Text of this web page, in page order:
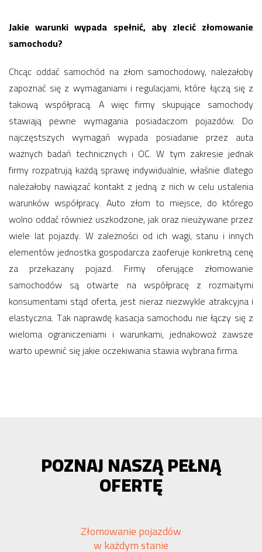
Jakie warunki wypada spełnić, aby zlecić złomowanie
samochodu?
Chcąc oddać samochód na złom samochodowy, należałoby
zapoznać się z wymaganiami i regulacjami, które łączą się z
takową współpracą. A więc firmy skupujące samochody
stawiają pewne wymagania posiadaczom pojazdów. Do
najczęstszych wymagań wypada posiadanie przez auta
ważnych badań technicznych i OC. W tym zakresie jednak
firmy rozpatrują każdą sprawę indywidualnie, właśnie dlatego
należałoby nawiązać kontakt z jedną z nich w celu ustalenia
warunków współpracy. Auto złom to miejsce, do którego
wolno oddać również uszkodzone, jak oraz nieużywane przez
wiele lat pojazdy. W zależności od ich wagi, stanu i innych
elementów jednostka gospodarcza zaoferuje konkretną cenę
za przekazany pojazd. Firmy oferujące złomowanie
samochodów są otwarte na współpracę z rozmaitymi
konsumentami stąd oferta, jest nieraz niezwykle atrakcyjna i
elastyczna. Tak naprawdę kasacja samochodu nie łączy się z
wieloma ograniczeniami i warunkami, jednakowoż zawsze
warto upewnić się jakie oczekiwania stawia wybrana firma.
POZNAJ NASZĄ PEŁNĄ
OFERTĘ
Złomowanie pojazdów
w każdym stanie